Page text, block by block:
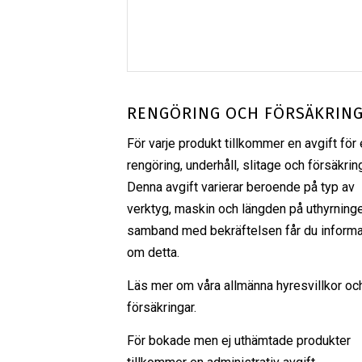
RENGÖRING OCH FÖRSÄKRING
För varje produkt tillkommer en avgift för
rengöring, underhåll, slitage och
Denna avgift varierar beroende på typ av
verktyg, maskin och längden på
samband med bekräftelsen får du
om detta.
Läs mer om våra allmänna hyresvillkor
försäkringar.
För bokade men ej uthämtade produkter